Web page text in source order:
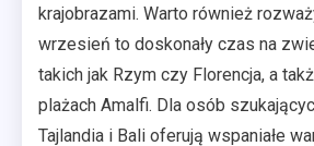
krajobrazami. Warto również
wrzesień to doskonały czas na
takich jak Rzym czy Florencja, a
plażach Amalfi. Dla osób
Tajlandia i Bali oferują wspaniałe